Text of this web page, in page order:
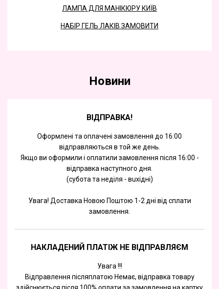
ЛАМПА ДЛЯ МАНІКЮРУ КИЇВ
НАБІР ГЕЛЬ ЛАКІВ ЗАМОВИТИ
Новини
ВІДПРАВКА!
Оформлені та оплачені замовлення до 16:00
відправляються в той же день.
Якщо ви оформили і оплатили замовлення після 16:00 -
відправка наступного дня.
(субота та недiля - вuхiднi)
Увага! Доставка Новою Поштою 1-2 дні від сплати
замовлення.
НАКЛАДЕНИЙ ПЛАТІЖ НЕ ВІДПРАВЛЯЄМ
Увага !!!
Відправлення післяплатою Немає, відправка товару